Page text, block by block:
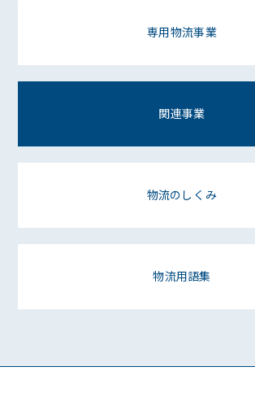
専用物流事業
関連事業
物流のしくみ
物流用語集